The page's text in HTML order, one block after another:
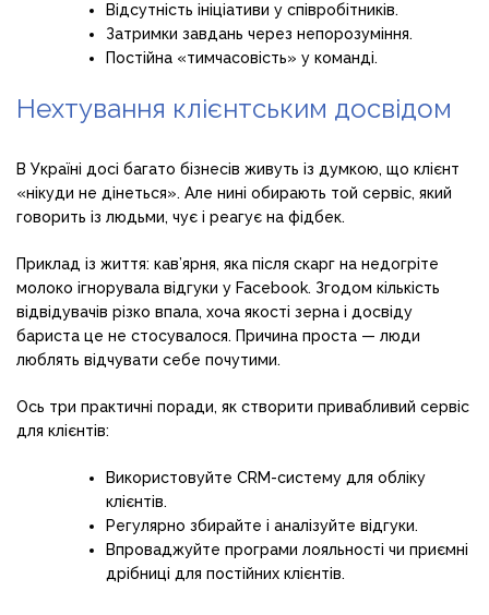
Відсутність ініціативи у співробітників.
Затримки завдань через непорозуміння.
Постійна «тимчасовість» у команді.
Нехтування клієнтським досвідом
В Україні досі багато бізнесів живуть із думкою, що клієнт
«нікуди не дінеться». Але нині обирають той сервіс, який
говорить із людьми, чує і реагує на фідбек.
Приклад із життя: кав’ярня, яка після скарг на недогріте
молоко ігнорувала відгуки у Facebook. Згодом кількість
відвідувачів різко впала, хоча якості зерна і досвіду
бариста це не стосувалося. Причина проста — люди
люблять відчувати себе почутими.
Ось три практичні поради, як створити привабливий сервіс
для клієнтів:
Використовуйте CRM-систему для обліку
клієнтів.
Регулярно збирайте і аналізуйте відгуки.
Впроваджуйте програми лояльності чи приємні
дрібниці для постійних клієнтів.